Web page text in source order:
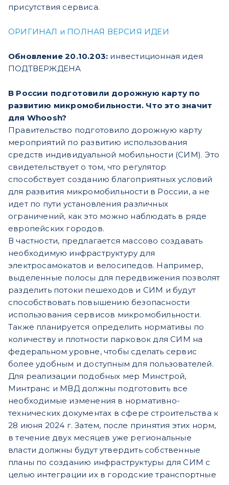
присутствия сервиса.
ОРИГИНАЛ и ПОЛНАЯ ВЕРСИЯ ИДЕИ
Обновление 20.10.203: инвестиционная идея
ПОДТВЕРЖДЕНА
В России подготовили дорожную карту по
развитию микромобильности. Что это значит
для Whoosh?
Правительство подготовило дорожную карту
мероприятий по развитию использования
средств индивидуальной мобильности (СИМ). Это
свидетельствует о том, что регулятор
способствует созданию благоприятных условий
для развития микромобильности в России, а не
идет по пути установления различных
ограничений, как это можно наблюдать в ряде
европейских городов.
В частности, предлагается массово создавать
необходимую инфраструктуру для
электросамокатов и велосипедов. Например,
выделенные полосы для передвижения позволят
разделить потоки пешеходов и СИМ и будут
способствовать повышению безопасности
использования сервисов микромобильности.
Также планируется определить нормативы по
количеству и плотности парковок для СИМ на
федеральном уровне, чтобы сделать сервис
более удобным и доступным для пользователей.
Для реализации подобных мер Минстрой,
Минтранс и МВД должны подготовить все
необходимые изменения в нормативно-
технических документах в сфере строительства к
28 июня 2024 г. Затем, после принятия этих норм,
в течение двух месяцев уже региональные
власти должны будут утвердить собственные
планы по созданию инфраструктуры для СИМ с
целью интеграции их в городские транспортные